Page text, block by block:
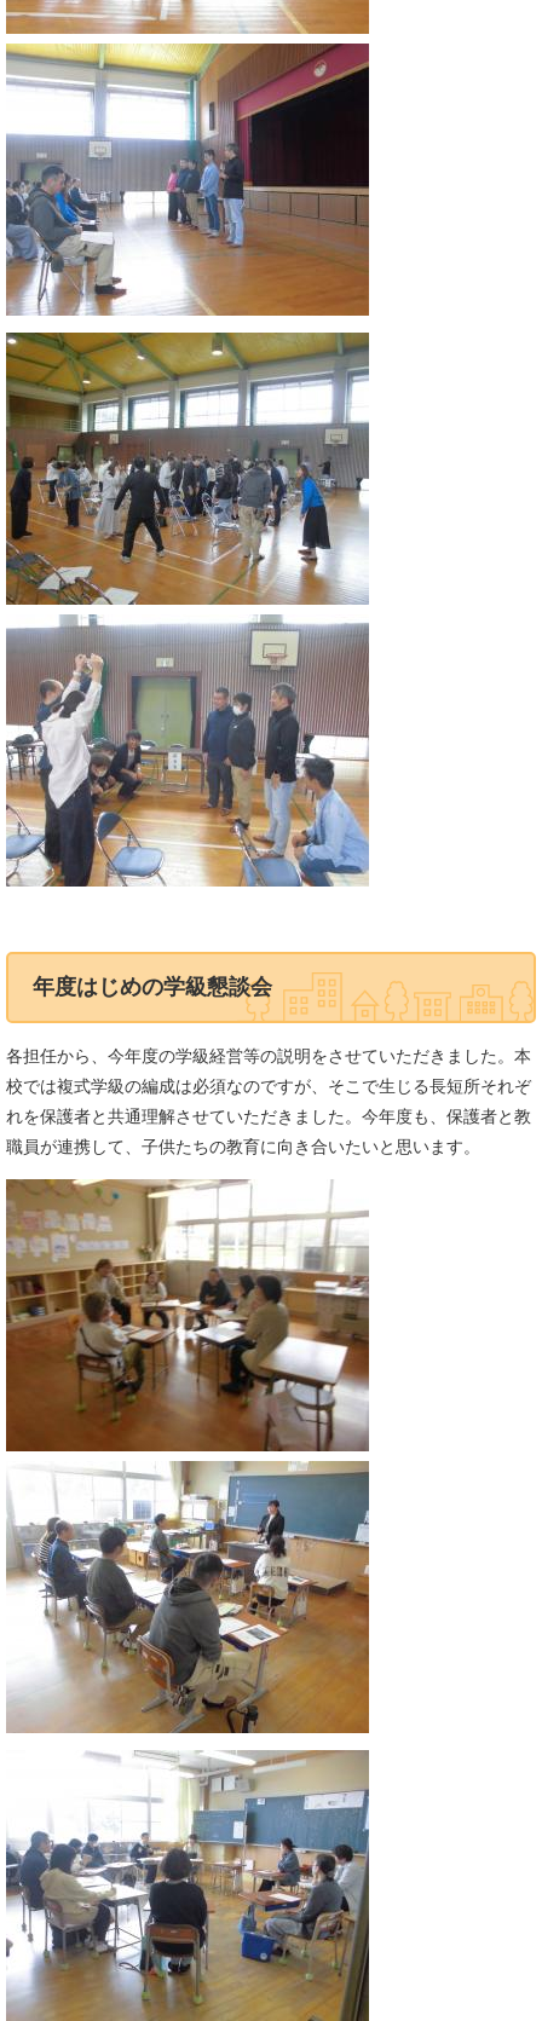
年度はじめの学級懇談会
各担任から、今年度の学級経営等の説明をさせていただきました。本
校では複式学級の編成は必須なのですが、そこで生じる長短所それぞ
れを保護者と共通理解させていただきました。今年度も、保護者と教
職員が連携して、子供たちの教育に向き合いたいと思います。